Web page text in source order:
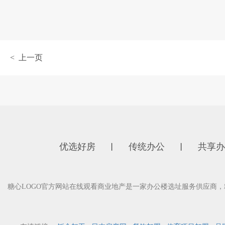
< 上一页
优选好房 传统办公 共享
糖心LOGO官方网站在线观看商业地产是一家办公楼选址服务供应商